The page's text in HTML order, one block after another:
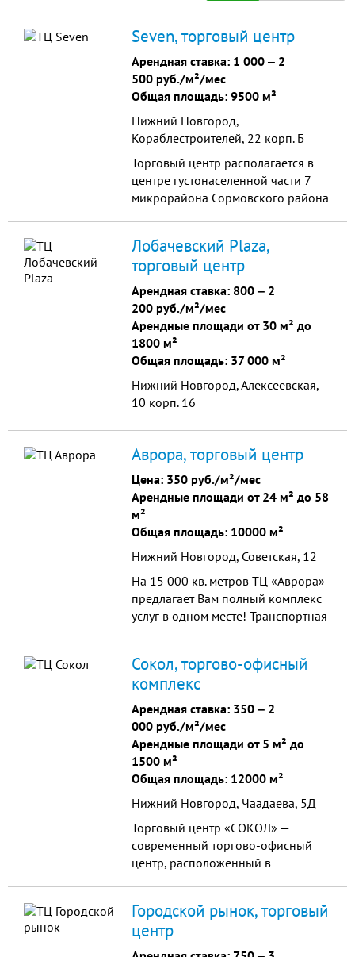
Seven, торговый центр
Арендная ставка: 1 000 ‒ 2
500 руб./м²/мес
Общая площадь: 9500 м²
Нижний Новгород,
Кораблестроителей, 22 корп. Б
Торговый центр располагается в
центре густонаселенной части 7
микрорайона Сормовского района
транспортных потоков.
Лобачевский Plaza,
торговый центр
Арендная ставка: 800 ‒ 2
200 руб./м²/мес
Арендные площади от 30 м² до
1800 м²
Общая площадь: 37 000 м²
Нижний Новгород, Алексеевская,
10 корп. 16
Аврора, торговый центр
Цена: 350 руб./м²/мес
Арендные площади от 24 м² до 58
м²
Общая площадь: 10000 м²
Нижний Новгород, Советская, 12
На 15 000 кв. метров ТЦ «Аврора»
предлагает Вам полный комплекс
услуг в одном месте! Транспортная
товаров и услуг, объединенных в
удобный комплект делают ТЦ
«Аврора» идеальным местом для
покупки как в будние, так и в
выходные дни.
Сокол, торгово-офисный
комплекс
Арендная ставка: 350 ‒ 2
000 руб./м²/мес
Арендные площади от 5 м² до
1500 м²
Общая площадь: 12000 м²
Нижний Новгород, Чаадаева, 5Д
Торговый центр «СОКОЛ» —
современный торгово-офисный
центр, расположенный в
завод "Сокол", Сормовский парк
Культуры и Отдыха, зоопарк
"Лимпопо" и Физкультурно-
Городской рынок, торговый
центр